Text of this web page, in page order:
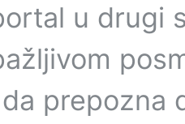
u drugi
prepozna